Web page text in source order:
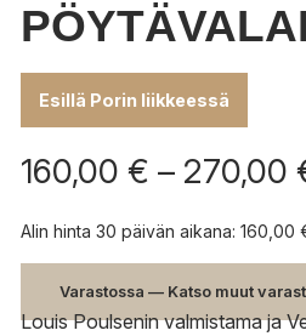
Esillä Porin liikkeessä
160,00 € – 270,00
Alin hinta 30 päivän aikana: 160,00
Varastossa — Katso muut
Louis Poulsenin valmistama ja